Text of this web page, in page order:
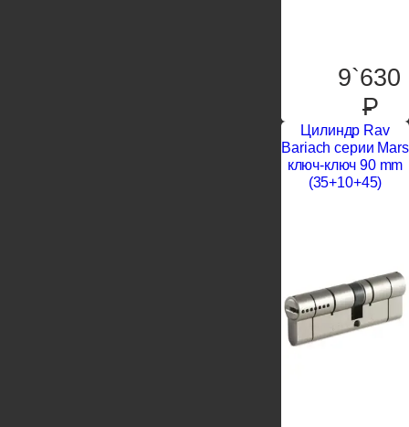
9`630
P
Цилиндр Rav
Bariach серии Mars
ключ-ключ 90 mm
(35+10+45)